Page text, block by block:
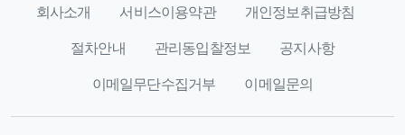
회사소개 서비스이용약관
개인정보취급방침
절차안내
관리동입찰정보
공지사항
이메일무단수집거부
이메일문의